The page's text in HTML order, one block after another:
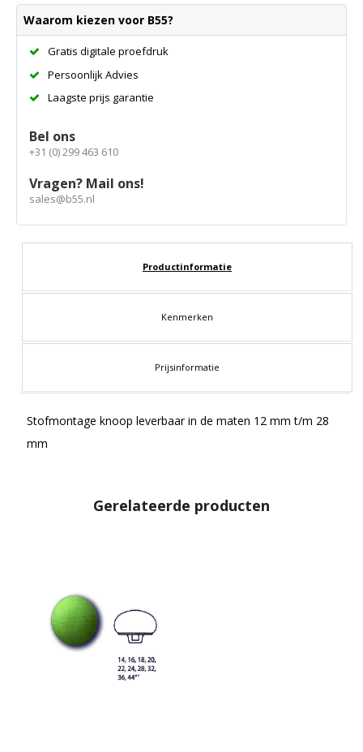
Waarom kiezen voor B55?
Gratis digitale proefdruk
Persoonlijk Advies
Laagste prijs garantie
Bel ons
+31 (0) 299 463 610
Vragen? Mail ons!
sales@b55.nl
Productinformatie
Kenmerken
Prijsinformatie
Stofmontage knoop leverbaar in de maten 12 mm t/m 28
mm
Gerelateerde producten